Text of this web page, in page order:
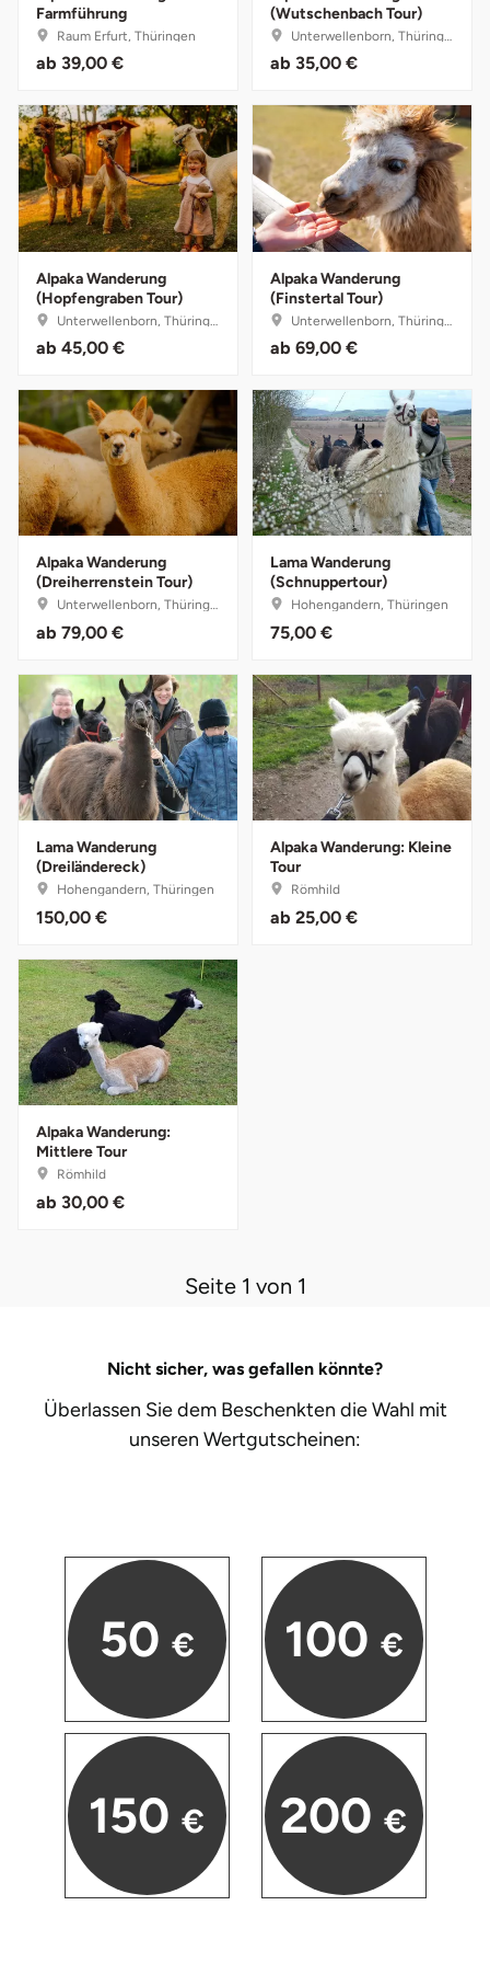
Farmführung
Raum Erfurt, Thüringen
ab 39,00 €
(Wutschenbach Tour)
Unterwellenborn, Thüringen
ab 35,00 €
Alpaka Wanderung
(Hopfengraben Tour)
Unterwellenborn, Thüringen
ab 45,00 €
Alpaka Wanderung
(Finstertal Tour)
Unterwellenborn, Thüringen
ab 69,00 €
Alpaka Wanderung
(Dreiherrenstein Tour)
Unterwellenborn, Thüringen
ab 79,00 €
Lama Wanderung
(Schnuppertour)
Hohengandern, Thüringen
75,00 €
Lama Wanderung
(Dreiländereck)
Hohengandern, Thüringen
150,00 €
Alpaka Wanderung: Kleine
Tour
Römhild
ab 25,00 €
Alpaka Wanderung:
Mittlere Tour
Römhild
ab 30,00 €
Seite 1 von 1
Nicht sicher, was gefallen könnte?
Überlassen Sie dem Beschenkten die Wahl mit
unseren Wertgutscheinen:
50 €
150 €
100 €
200 €
Bruchköbel
Bruchsal
Burghausen
Calw
Chemnitz
Cloppenburg
Cottbus
Darmstadt
Dessau
Dingolfing
Dorsten
Dortmund
Dresden
Düsseldorf
Erfurt
Erlangen
Essen
Flensburg
Geiselwind
Gelnhausen
Gersfeld
Gotha
Göppingen
Münster
Nürnberg
Oberlausitz
Pirna
Riesa
Ruhrgebiet
Sömmerda
Weimar